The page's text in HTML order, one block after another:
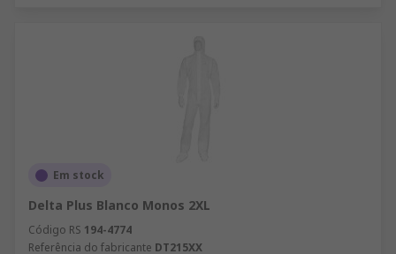
Em stock
Delta Plus Blanco Monos 2XL
Código RS 194-4774
Referência do fabricante DT215XX